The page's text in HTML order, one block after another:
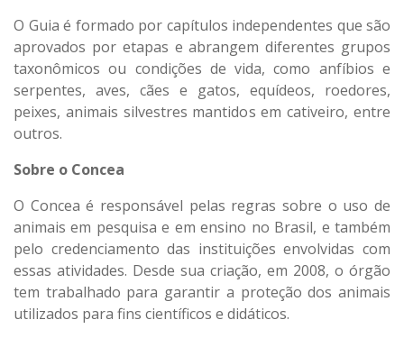
O Guia é formado por capítulos independentes que são
aprovados por etapas e abrangem diferentes grupos
taxonômicos ou condições de vida, como anfíbios e
serpentes, aves, cães e gatos, equídeos, roedores,
peixes, animais silvestres mantidos em cativeiro, entre
outros.
Sobre o Concea
O Concea é responsável pelas regras sobre o uso de
animais em pesquisa e em ensino no Brasil, e também
pelo credenciamento das instituições envolvidas com
essas atividades. Desde sua criação, em 2008, o órgão
tem trabalhado para garantir a proteção dos animais
utilizados para fins científicos e didáticos.